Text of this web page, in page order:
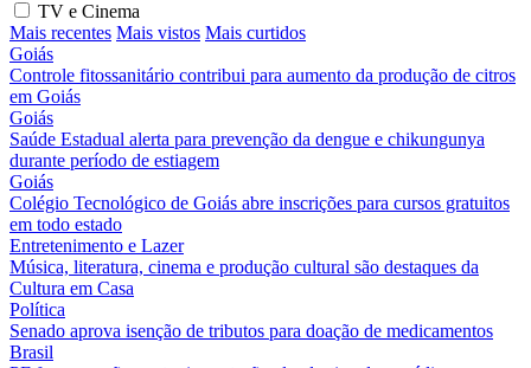
TV e Cinema
Mais recentes Mais vistos Mais curtidos
Goiás
Controle fitossanitário contribui para aumento da produção de citros
em Goiás
Goiás
Saúde Estadual alerta para prevenção da dengue e chikungunya
durante período de estiagem
Goiás
Colégio Tecnológico de Goiás abre inscrições para cursos gratuitos
em todo estado
Entretenimento e Lazer
Música, literatura, cinema e produção cultural são destaques da
Cultura em Casa
Política
Senado aprova isenção de tributos para doação de medicamentos
Brasil